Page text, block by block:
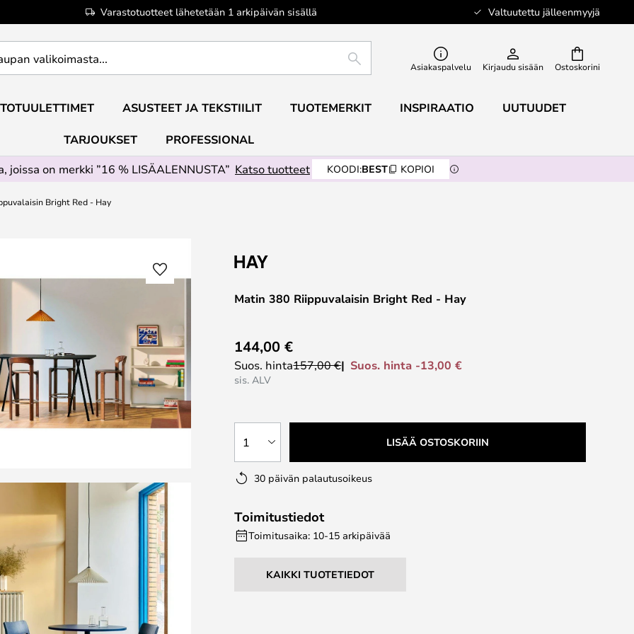
Varastotuotteet lähetetään 1 arkipäivän sisällä Valtuutettu jälleenmyyjä
Ostoskorini
ETSI Asiakaspalvelu Kirjaudu sisään
ASUSTEET JA TEKSTIILIT TUOTEMERKIT INSPIRAATIO UUTUUDET
TARJOUKSET
PROFESSIONAL
joissa on merkki ”16 % LISÄALENNUSTA” Katso tuotteet KOODI:BEST KOPIOI
Bright Red - Hay
Matin 380 Riippuvalaisin Bright Red - Hay
144,00 €
Suos. hinta157,00 € Suos. hinta -13,00 €
sis. ALV
1 LISÄÄ OSTOSKORIIN
30 päivän palautusoikeus
Toimitustiedot
Toimitusaika: 10-15 arkipäivää
KAIKKI TUOTETIEDOT